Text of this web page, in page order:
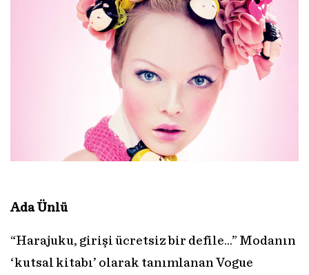
Ada Ünlü
“Harajuku, girişi ücretsiz bir defile…” Modanın
‘kutsal kitabı’ olarak tanımlanan Vogue